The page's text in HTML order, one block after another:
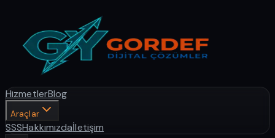
HizmetlerBlog
Araçlar
SSSHakkımızdaİletişim